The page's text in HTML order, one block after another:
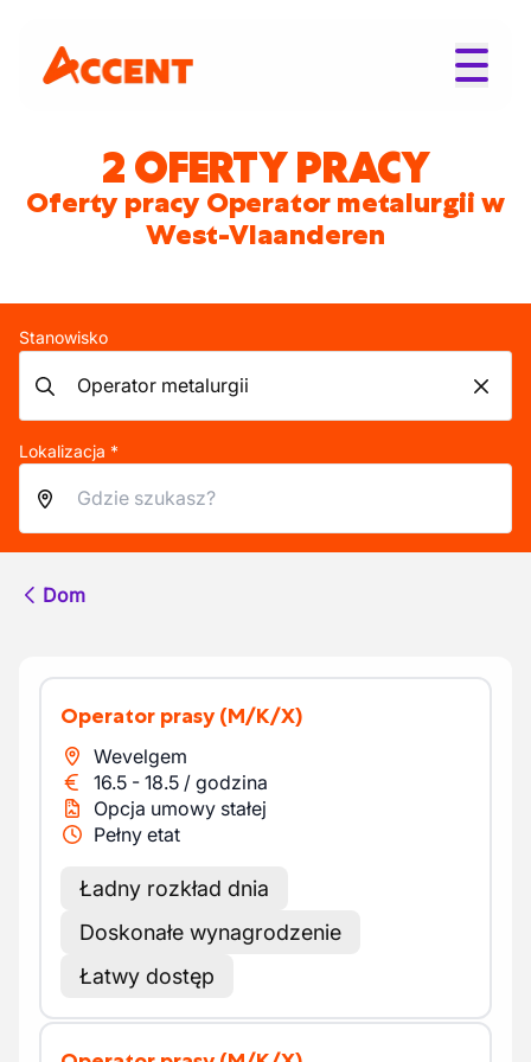
2 OFERTY PRACY
Oferty pracy Operator metalurgii w
West-Vlaanderen
Stanowisko
Lokalizacja *
Dom
Operator prasy (M/K/X)
Wevelgem
16.5 - 18.5 / godzina
Opcja umowy stałej
Pełny etat
Ładny rozkład dnia
Doskonałe wynagrodzenie
Łatwy dostęp